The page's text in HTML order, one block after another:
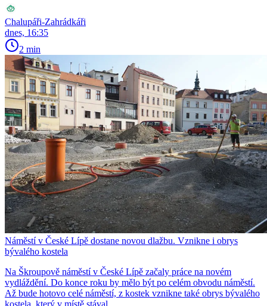
Chalupáři-Zahrádkáři
dnes, 16:35
2 min
Náměstí v České Lípě dostane novou dlažbu. Vznikne i obrys
bývalého kostela
Na Škroupově náměstí v České Lípě začaly práce na novém
vydláždění. Do konce roku by mělo být po celém obvodu náměstí.
Až bude hotovo celé náměstí, z kostek vznikne také obrys bývalého